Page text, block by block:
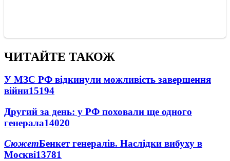
ЧИТАЙТЕ ТАКОЖ
У МЗС РФ відкинули можливість завершення
війни15194
Другий за день: у РФ поховали ще одного
генерала14020
СюжетБенкет генералів. Наслідки вибуху в
Москві13781